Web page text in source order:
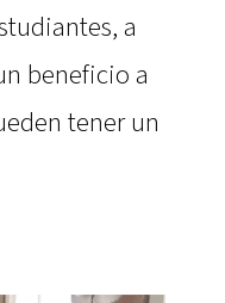
a
beneficio a
tener un